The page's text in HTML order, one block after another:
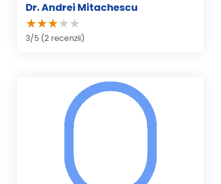
Dr. Andrei Mitachescu
3/5 (2 recenzii)